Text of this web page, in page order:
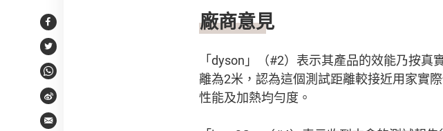
Facebook
Twitter
WhatsApp
Weibo
Email
廠商意見
「dyson」（#2）表示其產品的效能乃按
離為2米，認為這個測試距離較接近用家實
性能及加熱均勻度。